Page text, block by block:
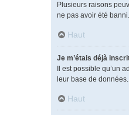
Plusieurs raisons
ne pas avoir été
Haut
Je m’étais déjà
Il est possible qu’un
leur base de
Haut